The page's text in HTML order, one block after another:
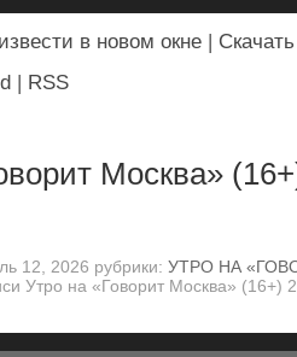
в новом окне
Скачать
RSS
Москва»
12, 2026 рубрики: УТРО НА
Утро на «Говорит Москва» (16+)